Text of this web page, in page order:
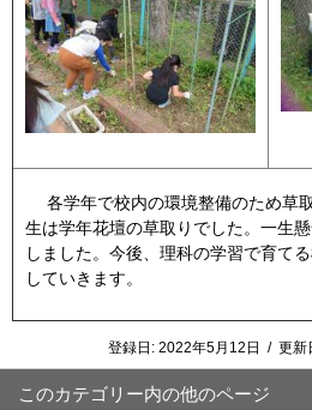
各学年で校内の環境整備のため草
生は学年花壇の草取りでした。一生
しました。今後、理科の学習で育て
していきます。
登録日: 2022年5月12日 / 更新
このカテゴリー内の他のページ